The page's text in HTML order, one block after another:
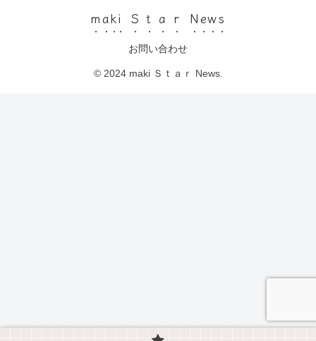
maki Ｓｔａｒ News
お問い合わせ
© 2024 maki Ｓｔａｒ News.